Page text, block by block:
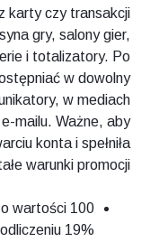
karty czy transakcji
gry, salony gier,
i totalizatory. Po
w dowolny
w mediach
mailu. Ważne, aby
konta i spełniła
warunki promocji.
wartości 100
19%